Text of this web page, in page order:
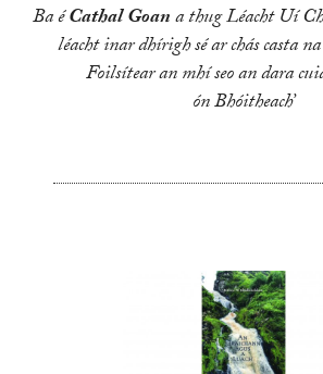
Ba éCathal Goana thug Léacht Uí
léacht inar dhírigh sé ar chás casta
Foilsítear an mhí seo an dara
ón Bhóitheach’